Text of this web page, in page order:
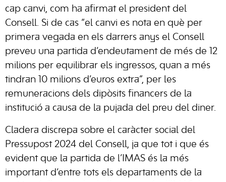
cap canvi, com ha afirmat el president del
Consell. Si de cas “el canvi es nota en què per
primera vegada en els darrers anys el Consell
preveu una partida d’endeutament de més de 12
milions per equilibrar els ingressos, quan a més
tindran 10 milions d’euros extra”, per les
remuneracions dels dipòsits financers de la
institució a causa de la pujada del preu del diner.
Cladera discrepa sobre el caràcter social del
Pressupost 2024 del Consell, ja que tot i que és
evident que la partida de l’IMAS és la més
important d’entre tots els departaments de la